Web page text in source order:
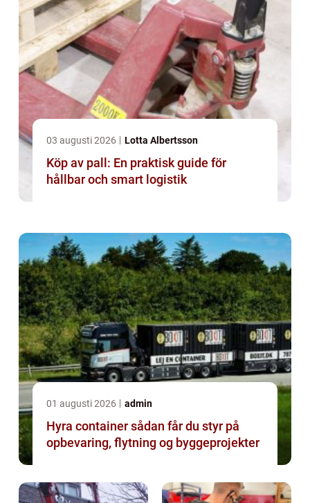
03 augusti 2026 Lotta Albertsson
Köp av pall: En praktisk guide för
hållbar och smart logistik
01 augusti 2026 admin
Hyra container sådan får du styr på
opbevaring, flytning og byggeprojekter